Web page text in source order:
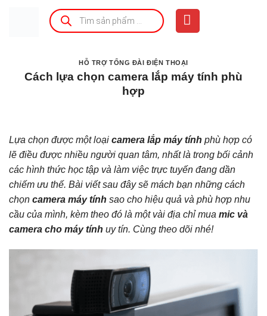
Tìm
kiếm
sản
phẩm
HỖ TRỢ TỔNG ĐÀI ĐIỆN THOẠI
Cách lựa chọn camera lắp máy tính phù
hợp
Lựa chọn được một loại camera lắp máy tính phù hợp có
lẽ điều được nhiều người quan tâm, nhất là trong bối cảnh
các hình thức học tập và làm việc trực tuyến đang dần
chiếm ưu thế. Bài viết sau đây sẽ mách bạn những cách
chọn camera máy tính sao cho hiệu quả và phù hợp nhu
cầu của mình, kèm theo đó là một vài địa chỉ mua mic và
camera cho máy tính uy tín. Cùng theo dõi nhé!